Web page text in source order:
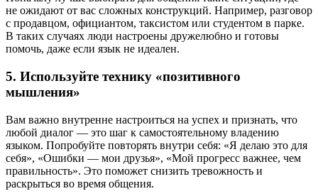
не ожидают от вас сложных конструкций. Например, разговор
с продавцом, официантом, таксистом или студентом в парке.
В таких случаях люди настроены дружелюбно и готовы
помочь, даже если язык не идеален.
5. Используйте технику «позитивного
мышления»
Вам важно внутренне настроиться на успех и признать, что
любой диалог — это шаг к самостоятельному владению
языком. Попробуйте повторять внутри себя: «Я делаю это для
себя», «Ошибки — мои друзья», «Мой прогресс важнее, чем
правильность». Это поможет снизить тревожность и
раскрыться во время общения.